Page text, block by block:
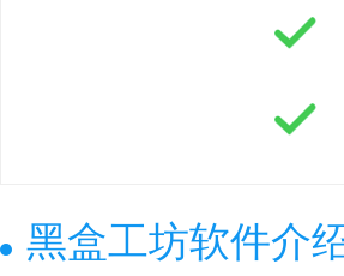
黑盒工坊软件介